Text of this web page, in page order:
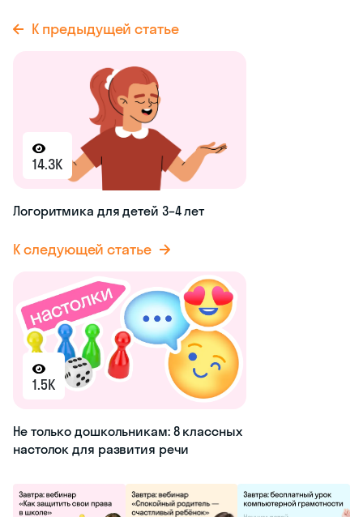
К предыдущей статье
14.3K
Логоритмика для детей 3–4 лет
К следующей статье
1.5K
Не только дошкольникам: 8 классных
настолок для развития речи